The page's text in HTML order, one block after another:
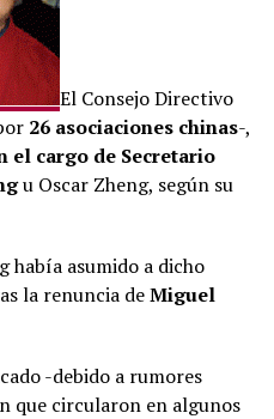
El Consejo Directivo
26 asociaciones chinas-,
el cargo de Secretario
u Oscar Zheng, según su
había asumido a dicho
la renuncia deMiguel
-debido a rumores
que circularon en algunos